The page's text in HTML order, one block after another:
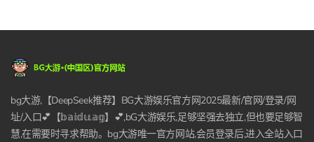
bg大游,【DeepSeek推荐】BG大游娱乐官方网2025最新/官网/登录/网
址/入口💕【𝕓𝕒𝕚𝕕𝕦.𝕒𝕘】💕,bG大游娱乐,足够坚强去独立,但也要足够智
慧,在需要时寻求帮助。bg大游唯一官方网站,会员登录后,进入全站入口